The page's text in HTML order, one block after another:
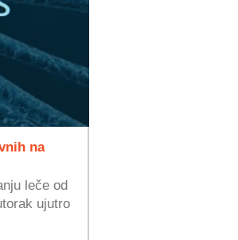
na
leče od
ujutro